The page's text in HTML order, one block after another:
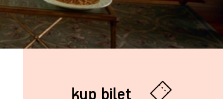
kup bilet